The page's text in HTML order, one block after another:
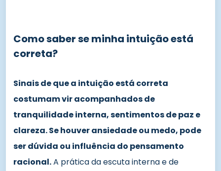
Como saber se minha intuição está
correta?
Sinais de que a intuição está correta
costumam vir acompanhados de
tranquilidade interna, sentimentos de paz e
clareza. Se houver ansiedade ou medo, pode
ser dúvida ou influência do pensamento
racional.A prática da escuta interna e de